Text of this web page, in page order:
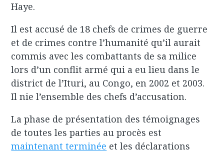
Haye.
Il est accusé de 18 chefs de crimes de guerre
et de crimes contre l’humanité qu’il aurait
commis avec les combattants de sa milice
lors d’un conflit armé qui a eu lieu dans le
district de l’Ituri, au Congo, en 2002 et 2003.
Il nie l’ensemble des chefs d’accusation.
La phase de présentation des témoignages
de toutes les parties au procès est
maintenant terminée et les déclarations